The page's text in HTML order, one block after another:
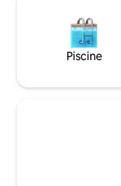
Piscine